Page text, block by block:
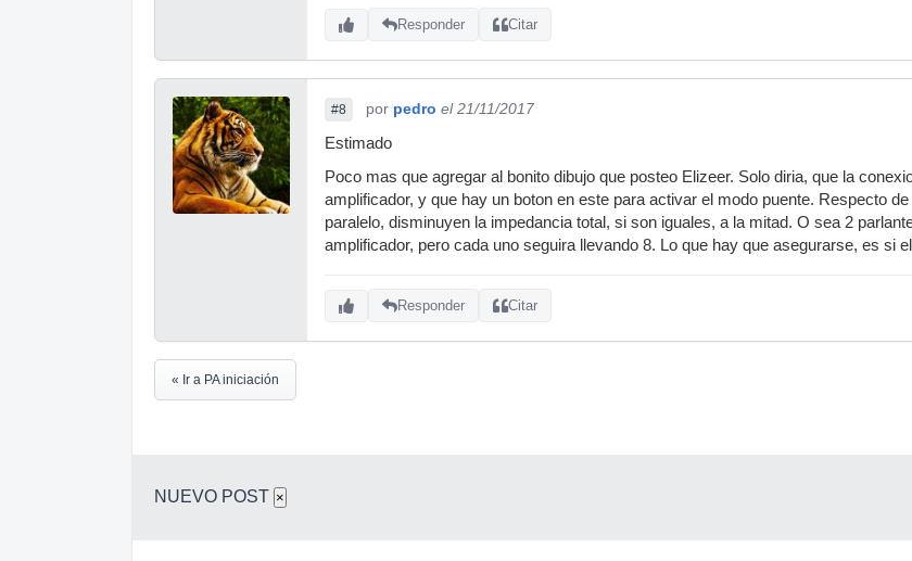
Responder Citar
#8 por pedro el 21/11/2017
Estimado
Poco mas que agregar al bonito dibujo que posteo Elizeer. Solo diria, que la
amplificador, y que hay un boton en este para activar el modo puente. Respecto
paralelo, disminuyen la impedancia total, si son iguales, a la mitad. O sea 2
amplificador, pero cada uno seguira llevando 8. Lo que hay que asegurarse, es si
Responder Citar
« Ir a PA iniciación
NUEVO POST ×